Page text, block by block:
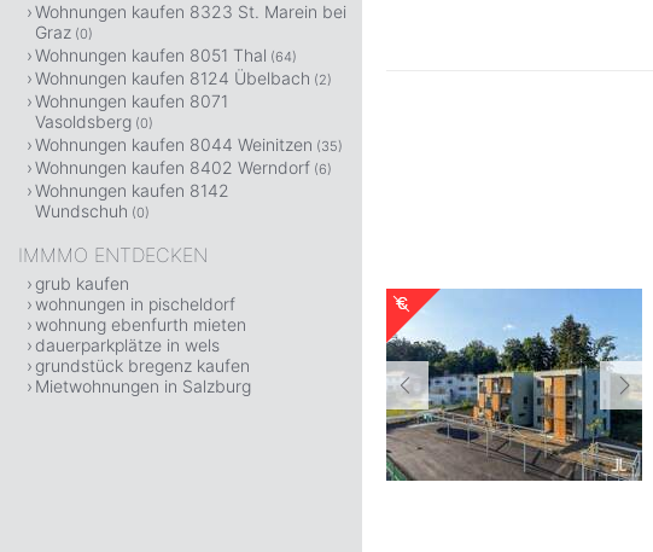
Wohnungen kaufen 8323 St. Marein bei
Graz (0)
Wohnungen kaufen 8051 Thal (64)
Wohnungen kaufen 8124 Übelbach (2)
Wohnungen kaufen 8071
Vasoldsberg (0)
Wohnungen kaufen 8044 Weinitzen (35)
Wohnungen kaufen 8402 Werndorf (6)
Wohnungen kaufen 8142
Wundschuh (0)
IMMMO ENTDECKEN
grub kaufen
wohnungen in pischeldorf
wohnung ebenfurth mieten
dauerparkplätze in wels
grundstück bregenz kaufen
Mietwohnungen in Salzburg